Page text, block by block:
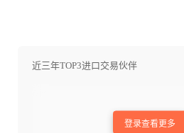
近三年TOP3进口交易伙伴
登录查看更多